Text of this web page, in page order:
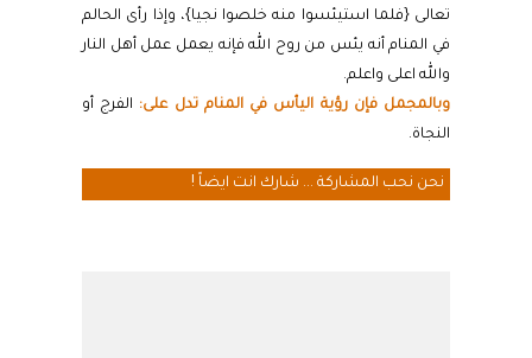
تعالى {فلما استيئسوا منه خلصوا نجيا}، وإذا رأى الحالم
في المنام أنه يئس من روح الله فإنه يعمل عمل أهل النار
والله اعلى واعلم.
وبالمجمل فإن رؤية اليأس في المنام تدل على: الفرج أو
النجاة.
نحن نحب المشاركة ... شارك انت ايضاً !